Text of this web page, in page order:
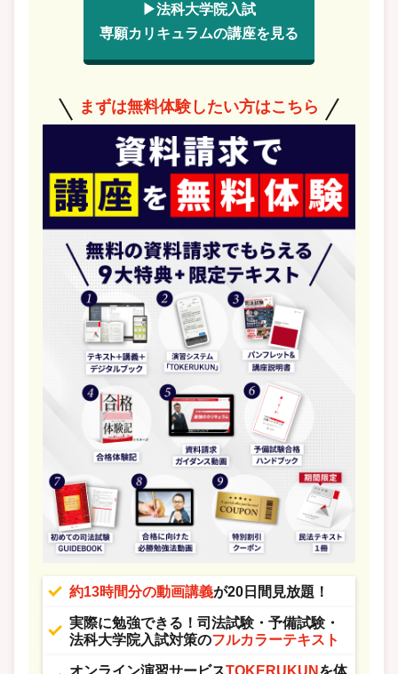
▶法科大学院入試
専願カリキュラムの講座を見る
まずは無料体験したい方はこちら
約13時間分の動画講義が20日間見放題！
実際に勉強できる！司法試験・予備試験・
法科大学院入試対策のフルカラーテキスト